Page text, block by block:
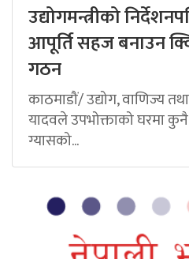
उद्योगमन्त्रीको
आपूर्ति सहज बनाउन
गठन
काठमाडौं/ उद्योग, वाणिज्य
यादवले उपभोक्ताको घरमा
ग्यासको...